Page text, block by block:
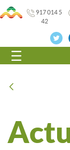
917 014 5
42